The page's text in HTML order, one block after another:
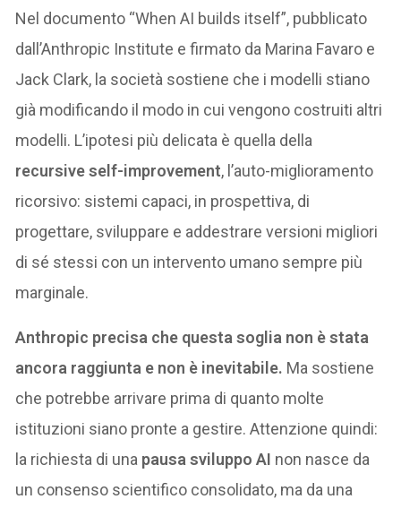
Nel documento “When AI builds itself”, pubblicato
dall’Anthropic Institute e firmato da Marina Favaro e
Jack Clark, la società sostiene che i modelli stiano
già modificando il modo in cui vengono costruiti altri
modelli. L’ipotesi più delicata è quella della
recursive self-improvement, l’auto-miglioramento
ricorsivo: sistemi capaci, in prospettiva, di
progettare, sviluppare e addestrare versioni migliori
di sé stessi con un intervento umano sempre più
marginale.
Anthropic precisa che questa soglia non è stata
ancora raggiunta e non è inevitabile. Ma sostiene
che potrebbe arrivare prima di quanto molte
istituzioni siano pronte a gestire. Attenzione quindi:
la richiesta di una pausa sviluppo AI non nasce da
un consenso scientifico consolidato, ma da una